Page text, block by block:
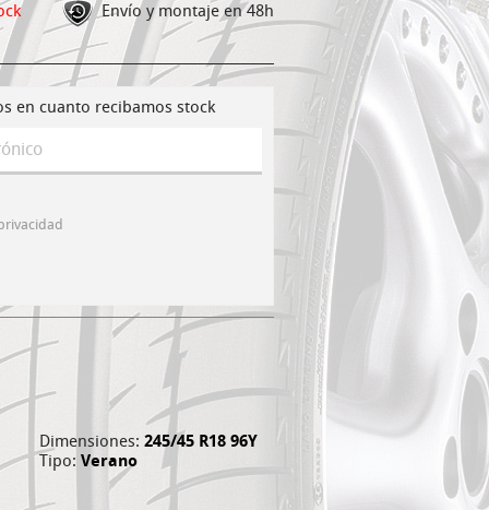
Envío y montaje en 48h
en cuanto recibamos stock
Dimensiones: 245/45 R18 96Y
Tipo: Verano